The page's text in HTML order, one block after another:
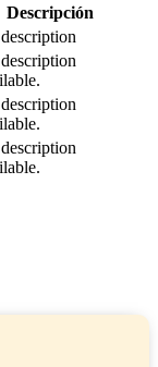
Descripción